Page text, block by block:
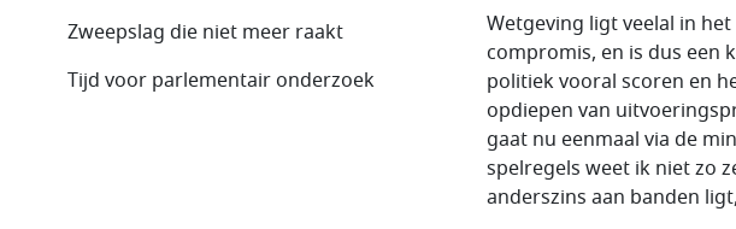
Wetgeving ligt veelal in
compromis, en is dus een
politiek vooral scoren en
opdiepen van
gaat nu eenmaal via de
spelregels weet ik niet zo
anderszins aan banden
Zweepslag die niet meer raakt
Tijd voor parlementair onderzoek